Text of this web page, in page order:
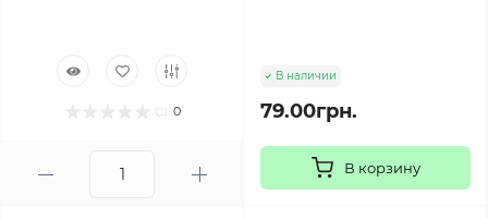
0
В наличии
79.00грн.
В корзину